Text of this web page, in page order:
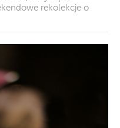
rekolekcje o